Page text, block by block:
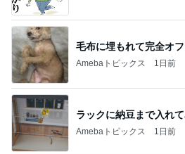
毛布に埋もれて完全オ
Amebaトピックス 1日前
ラックに納豆まで入れ
Amebaトピックス 1日前